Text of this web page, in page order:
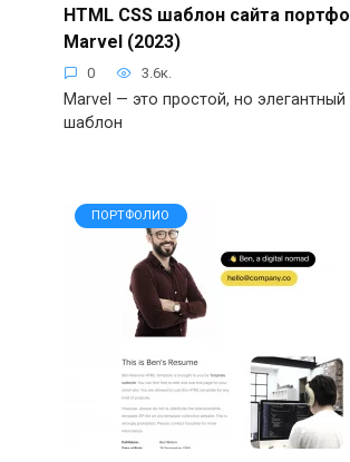
HTML CSS шаблон сайта
Marvel (2023)
0 3.6к.
Marvel — это простой, но элегантный
шаблон
ПОРТФОЛИО